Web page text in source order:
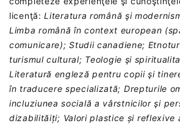
licenţă:Literatura română şi
Limba română în context european
comunicare);Studii canadiene;
turismul cultural; Teologie şi
Literatură engleză pentru copii şi
în traducere specializată; Drepturile
incluziunea socială a vârstnicilor şi
dizabilităiți; Valori plastice și reflexive